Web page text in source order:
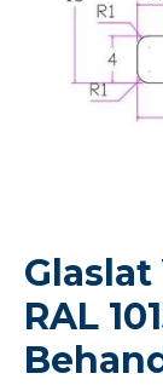
Glaslat
RAL